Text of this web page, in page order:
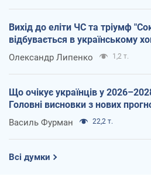
Вихід до еліти ЧС та тріумф
відбувається в українському
Олександр Липенко 1,2 т.
Що очікує українців у
Головні висновки з нових
Василь Фурман 22,2 т.
Всі думки